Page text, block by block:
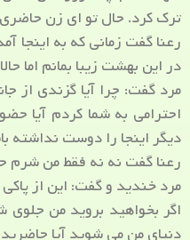
ترک کرد. حال تو ای زن
رعنا گفت زمانی که به اینجا
در این بهشت زیبا بمانم اما
مرد گفت: چرا آیا گزندی از
احترامی به شما کردم آیا
دیگر اینجا را دوست نداشته
رعنا گفت نه نه فقط من شرم
مرد خندید و گفت: این از
اگر بخواهید بروید من جلوی
دنیای من می شوید آیا